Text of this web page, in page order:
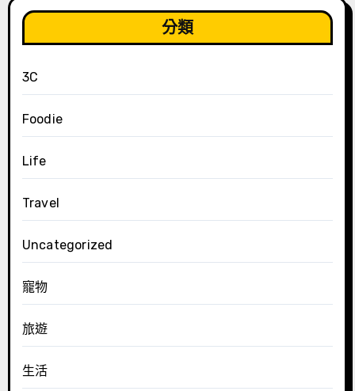
分類
3C
Foodie
Life
Travel
Uncategorized
寵物
旅遊
生活